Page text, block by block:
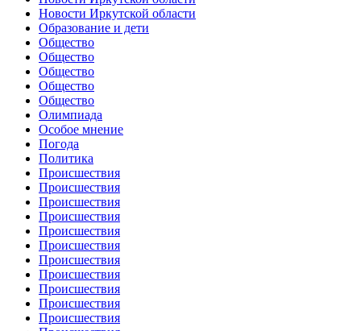
Новости Иркутской области
Образование и дети
Общество
Общество
Общество
Общество
Общество
Олимпиада
Особое мнение
Погода
Политика
Происшествия
Происшествия
Происшествия
Происшествия
Происшествия
Происшествия
Происшествия
Происшествия
Происшествия
Происшествия
Происшествия